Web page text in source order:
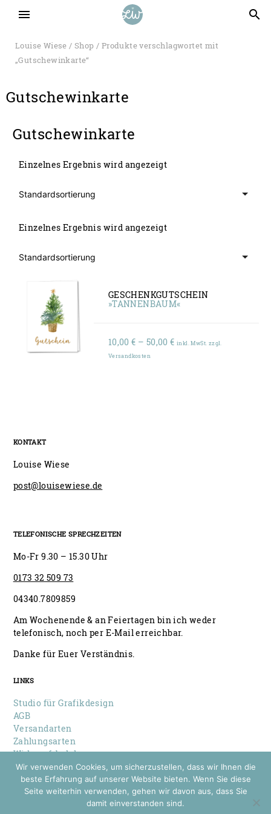
menu search
Louise Wiese / Shop / Produkte verschlagwortet mit
„Gutschewinkarte“
Gutschewinkarte
Gutschewinkarte
Einzelnes Ergebnis wird angezeigt
Einzelnes Ergebnis wird angezeigt
GESCHENKGUTSCHEIN
»TANNENBAUM«
10,00€ – 50,00€Preisspanne:
inkl. MwSt. zzgl.
Versandkosten
KONTAKT
Louise Wiese
post@louisewiese.de
TELEFONISCHE SPRECHZEITEN
Mo-Fr 9.30 – 15.30 Uhr
0173 32 509 73
04340.7809859
Am Wochenende & an Feiertagen bin ich weder
telefonisch, noch per E-Mail erreichbar.
Danke für Euer Verständnis.
LINKS
Studio für Grafikdesign
AGB
Versandarten
Zahlungsarten
Widerrufsbelehrung
Datenschutz
Impressum
Wir verwenden Cookies, um sicherzustellen, dass wir Ihnen die
beste Erfahrung auf unserer Website bieten. Wenn Sie diese
Seite weiterhin verwenden, gehen wir davon aus, dass Sie
damit einverstanden sind.